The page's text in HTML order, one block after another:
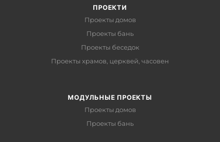
ПРОЕКТИ
Проекты домов
Проекты бань
Проекты беседок
Проекты храмов, церквей, часовен
МОДУЛЬНЫЕ ПРОЕКТЫ
Проекты домов
Проекты бань